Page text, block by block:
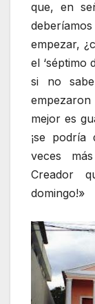
que, en
empezar,
el ‘séptimo
si no
mejor es
¡se podría
veces
Creador
domingo!»